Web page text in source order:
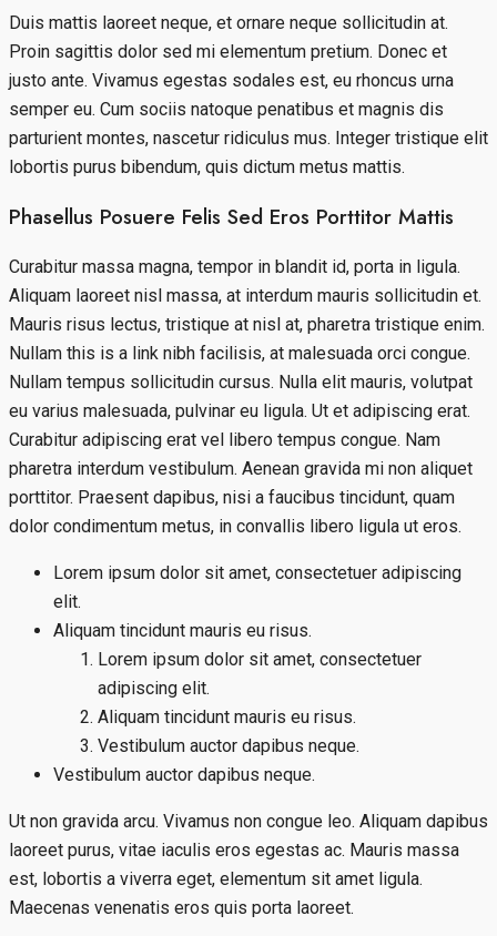
Duis mattis laoreet neque, et ornare neque sollicitudin at.
Proin sagittis dolor sed mi elementum pretium. Donec et
justo ante. Vivamus egestas sodales est, eu rhoncus urna
semper eu. Cum sociis natoque penatibus et magnis dis
parturient montes, nascetur ridiculus mus. Integer tristique elit
lobortis purus bibendum, quis dictum metus mattis.
Phasellus Posuere Felis Sed Eros Porttitor Mattis
Curabitur massa magna, tempor in blandit id, porta in ligula.
Aliquam laoreet nisl massa, at interdum mauris sollicitudin et.
Mauris risus lectus, tristique at nisl at, pharetra tristique enim.
Nullam this is a link nibh facilisis, at malesuada orci congue.
Nullam tempus sollicitudin cursus. Nulla elit mauris, volutpat
eu varius malesuada, pulvinar eu ligula. Ut et adipiscing erat.
Curabitur adipiscing erat vel libero tempus congue. Nam
pharetra interdum vestibulum. Aenean gravida mi non aliquet
porttitor. Praesent dapibus, nisi a faucibus tincidunt, quam
dolor condimentum metus, in convallis libero ligula ut eros.
Lorem ipsum dolor sit amet, consectetuer adipiscing
elit.
Aliquam tincidunt mauris eu risus.
Lorem ipsum dolor sit amet, consectetuer
adipiscing elit.
Aliquam tincidunt mauris eu risus.
Vestibulum auctor dapibus neque.
Vestibulum auctor dapibus neque.
Ut non gravida arcu. Vivamus non congue leo. Aliquam dapibus
laoreet purus, vitae iaculis eros egestas ac. Mauris massa
est, lobortis a viverra eget, elementum sit amet ligula.
Maecenas venenatis eros quis porta laoreet.